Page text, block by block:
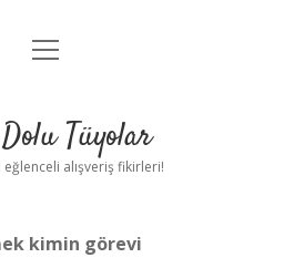
Anasayfa
Yasal Uyarı
menüyü
Tüyolar
eğlenceli alışveriş fikirleri!
kimin görevi